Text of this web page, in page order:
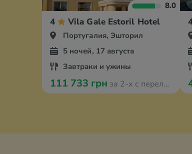
8.0
4 Vila Gale Estoril Hotel
Португалия, Эшторил
5 ночей, 17 августа
Завтраки и ужины
111 733 грн за 2-х с перелётом